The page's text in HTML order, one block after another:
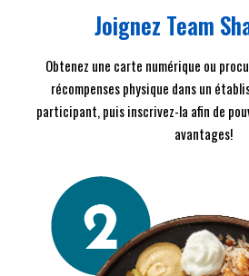
Joignez Team
Obtenez une carte numérique ou
récompenses physique dans un
participant, puis inscrivez-la afin de
avantages!